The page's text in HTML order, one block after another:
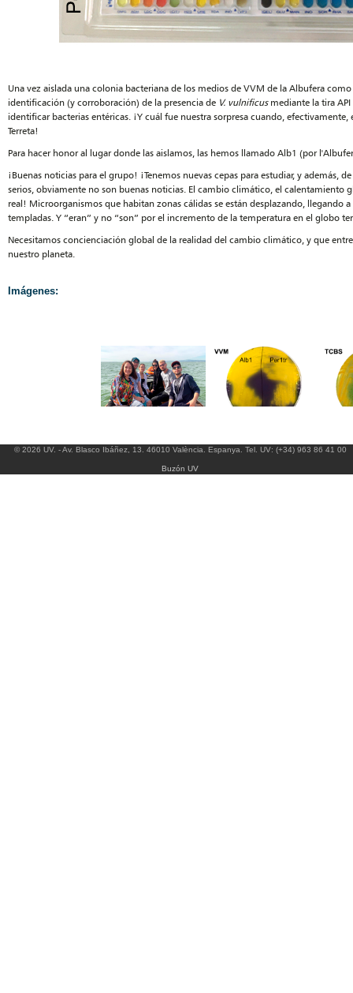
Una vez aislada una colonia bacteriana de los medios de VVM de la Albufera
identificación (y corroboración) de la presencia de V. vulnificusmediante la tira API
identificar bacterias entéricas. ¡Y cuál fue nuestra sorpresa cuando,
Terreta!
Para hacer honor al lugar donde las aislamos, las hemos llamado Alb1 (por
¡Buenas noticias para el grupo! ¡Tenemos nuevas cepas para estudiar, y además,
serios, obviamente no son buenas noticias. El cambio climático, el calentamiento
real! Microorganismos que habitan zonas cálidas se están desplazando, llegando
templadas. Y “eran” y no “son” por el incremento de la temperatura en el globo
Necesitamos concienciación global de la realidad del cambio climático, y que
nuestro planeta.
Imágenes:
© 2026 UV. - Av. Blasco Ibáñez, 13. 46010 València. Espanya. Tel. UV: (+34) 963 86 41 00
Buzón UV